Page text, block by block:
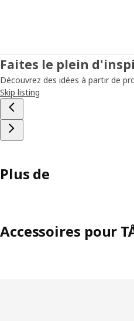
Faites le plein
Découvrez des idées à partir de
Skip listing
Plus de
Accessoires pour